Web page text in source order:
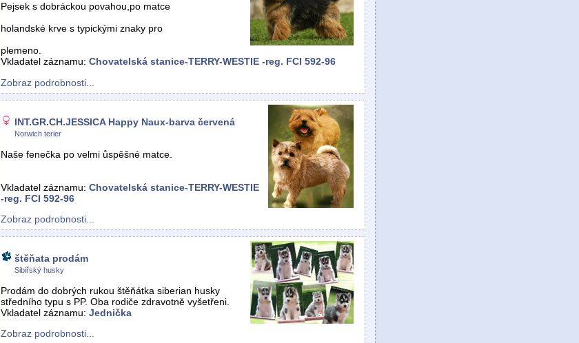
Pejsek s dobráckou povahou,po matce
holandské krve s typickými znaky pro
plemeno.
Vkladatel záznamu: Chovatelská stanice-TERRY-WESTIE -reg. FCI 592-96
Zobraz podrobnosti...
INT.GR.CH.JESSICA Happy Naux-barva červená
Norwich terier
Naše fenečka po velmi ůspěšné matce.
Vkladatel záznamu: Chovatelská stanice-TERRY-WESTIE
-reg. FCI 592-96
Zobraz podrobnosti...
štěňata prodám
Sibiřský husky
Prodám do dobrých rukou štěňátka siberian husky
středního typu s PP. Oba rodiče zdravotně vyšetřeni.
Vkladatel záznamu: Jednička
Zobraz podrobnosti...